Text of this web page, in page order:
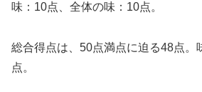
味：10点、全体の味：10点。
総合得点は、50点満点に迫る48点。
点。